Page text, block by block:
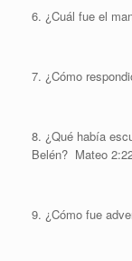
6. ¿Cuál fue el
7. ¿Cómo
8. ¿Qué había
Belén? Mateo
9. ¿Cómo fue